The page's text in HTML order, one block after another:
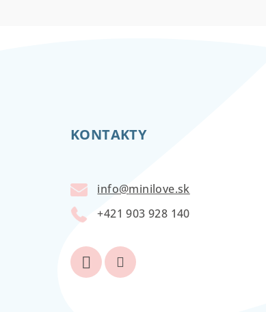
KONTAKTY
info@minilove.sk
+421 903 928 140